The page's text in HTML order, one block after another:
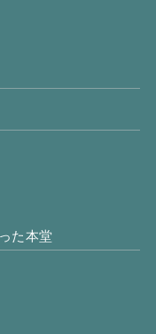
た本堂